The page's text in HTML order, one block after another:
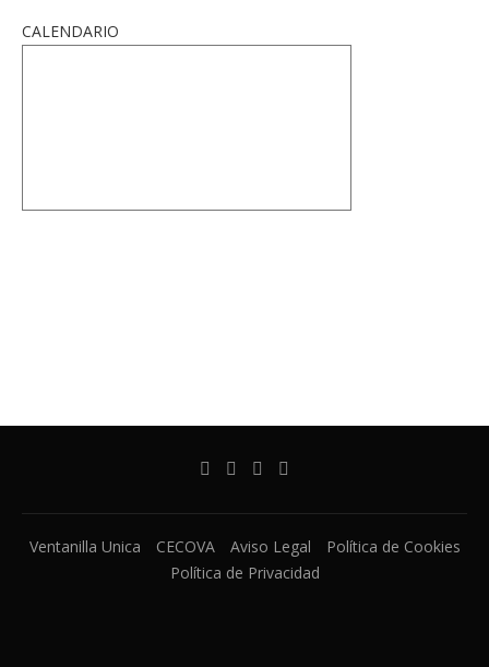
CALENDARIO
Ventanilla Unica CECOVA Aviso Legal
Política de Cookies
Política de Privacidad